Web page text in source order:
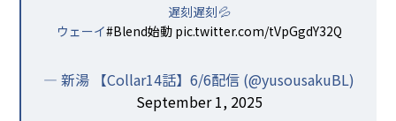
遅刻遅刻💦
ウェーイ#Blend始動 pic.twitter.com/tVpGgdY32Q
— 新湯 【Collar14話】6/6配信 (@yusousakuBL)
September 1, 2025